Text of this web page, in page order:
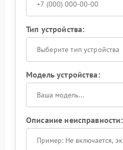
Тип устройства:
Выберите тип устройства
Модель устройства:
Описание неисправности: